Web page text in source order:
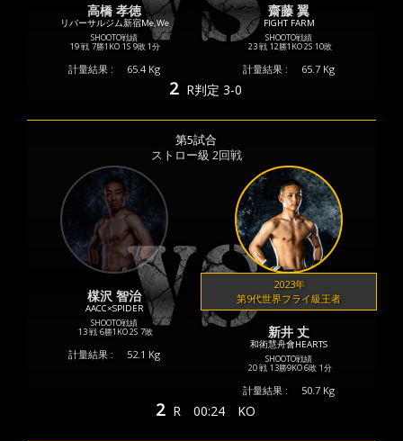
高橋 孝徳
リバーサルジム新宿Me,We
SHOOTO戦績
19 戦 7勝1KO 1S 9敗 1分
計量結果 : 65.4 Kg
齋藤 翼
FIGHT FARM
SHOOTO戦績
23 戦 12勝1KO 2S 10敗
計量結果 : 65.7 Kg
2 R判定 3-0
第5試合
ストロー級 2回戦
楳沢 智治
AACC×SPIDER
SHOOTO戦績
13 戦 6勝1KO 2S 7敗
計量結果 : 52.1 Kg
2023年
第9代世界フライ級王者
新井 丈
和術慧舟會HEARTS
SHOOTO戦績
20 戦 13勝9KO 6敗 1分
計量結果 : 50.7 Kg
2 R 00:24 KO